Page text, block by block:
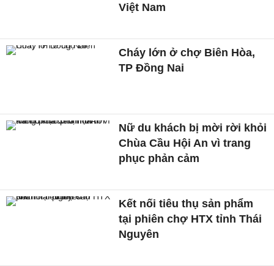
Việt Nam
Cháy lớn ở chợ Biên Hòa,
TP Đồng Nai
Nữ du khách bị mời rời khỏi
Chùa Cầu Hội An vì trang
phục phản cảm
Kết nối tiêu thụ sản phẩm
tại phiên chợ HTX tỉnh Thái
Nguyên